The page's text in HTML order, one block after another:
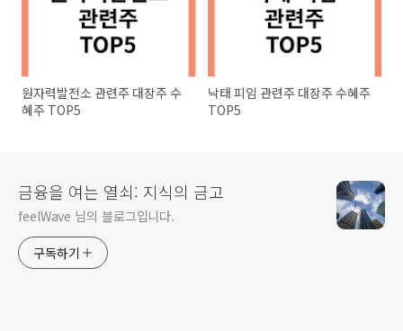
원자력발전소 관련주 대장주 수
혜주 TOP5
낙태 피임 관련주 대장주 수혜주
TOP5
금융을 여는 열쇠: 지식의 금고
feelWave 님의 블로그입니다.
구독하기